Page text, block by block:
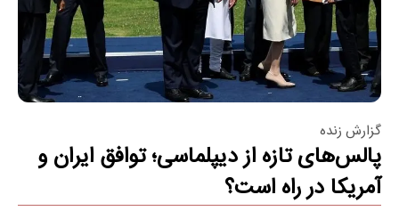
گزارش زنده
پالس‌های تازه از دیپلماسی؛ توافق ایران و
آمریکا در راه است؟